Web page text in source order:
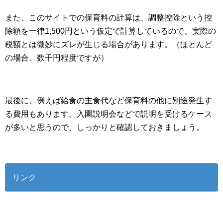
また、このサイトでの保育料の計算は、調整控除という控
除額を一律1,500円という仮定で計算しているので、実際の
税額とは微妙にズレが生じる場合があります。（ほとんど
の場合、数千円程度ですが）
最後に、例えば給食の主食代など保育料の他に別途発生す
る費用もあります。入園説明会などで説明を受けるケース
が多いと思うので、しっかりと確認しておきましょう。
リンク